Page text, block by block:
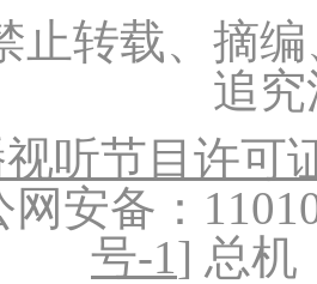
止转载、摘
追
听节目许可
安备：
号-1] 总机